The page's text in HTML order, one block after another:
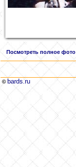
Посмотреть полное фото
© bards.ru